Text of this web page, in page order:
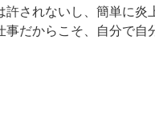
されないし、簡単に炎
だからこそ、自分で自